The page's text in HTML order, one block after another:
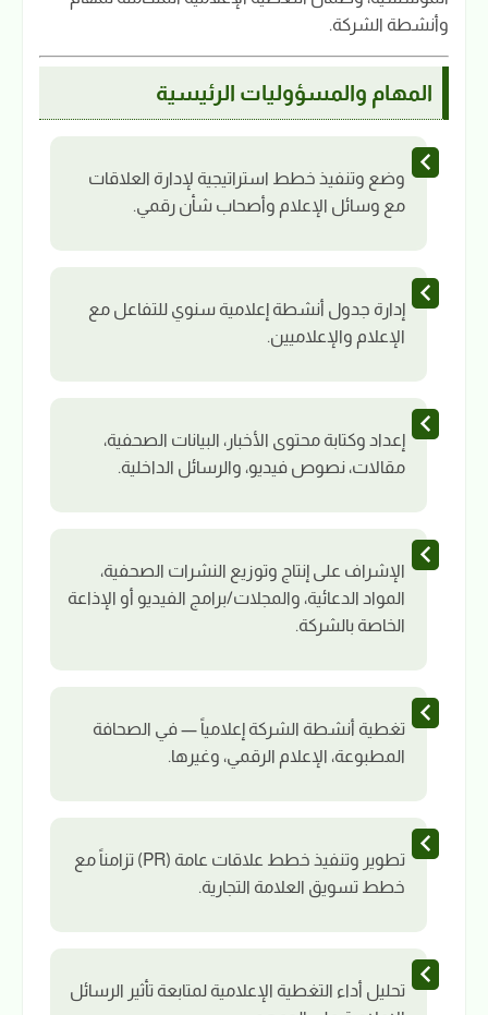
وأنشطة الشركة.
المهام والمسؤوليات الرئيسية
وضع وتنفيذ خطط استراتيجية لإدارة العلاقات
مع وسائل الإعلام وأصحاب شأن رقمي.
إدارة جدول أنشطة إعلامية سنوي للتفاعل مع
الإعلام والإعلاميين.
إعداد وكتابة محتوى الأخبار، البيانات الصحفية،
مقالات، نصوص فيديو، والرسائل الداخلية.
الإشراف على إنتاج وتوزيع النشرات الصحفية،
المواد الدعائية، والمجلات/برامج الفيديو أو الإذاعة
الخاصة بالشركة.
تغطية أنشطة الشركة إعلامياً — في الصحافة
المطبوعة، الإعلام الرقمي، وغيرها.
تطوير وتنفيذ خطط علاقات عامة (PR) تزامناً مع
خطط تسويق العلامة التجارية.
تحليل أداء التغطية الإعلامية لمتابعة تأثير الرسائل